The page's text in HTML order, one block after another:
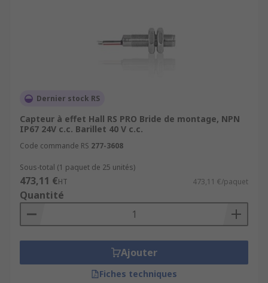
Dernier stock RS
Capteur à effet Hall RS PRO Bride de montage, NPN
IP67 24V c.c. Barillet 40 V c.c.
Code commande RS 277-3608
Sous-total (1 paquet de 25 unités)
473,11 €HT 473,11 €/paquet
Quantité
Ajouter
Fiches techniques